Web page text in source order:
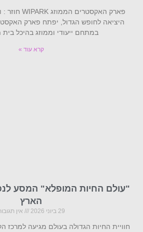
במתחם ייעודי וממוזג בהיכל בית
קרא עוד »
"עולם החיות המופלא" המסע
הארץ
29 ביוני 2026 אין
חוויית החיות הגדולה בעולם מגיעה למרכז